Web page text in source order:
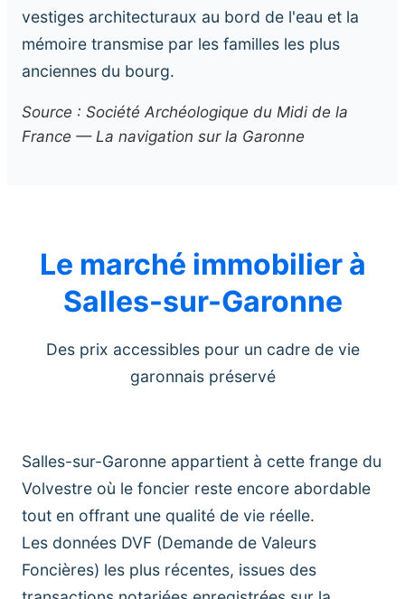
vestiges architecturaux au bord de l'eau et la
mémoire transmise par les familles les plus
anciennes du bourg.
Source : Société Archéologique du Midi de la
France — La navigation sur la Garonne
Le marché immobilier à
Salles-sur-Garonne
Des prix accessibles pour un cadre de vie
garonnais préservé
Salles-sur-Garonne appartient à cette frange du
Volvestre où le foncier reste encore abordable
tout en offrant une qualité de vie réelle.
Les données DVF (Demande de Valeurs
Foncières) les plus récentes, issues des